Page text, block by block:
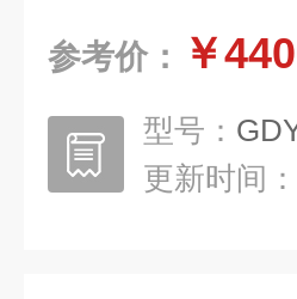
参考价： ￥
型号：
更新时间：